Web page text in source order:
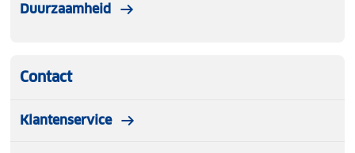
Duurzaamheid
Contact
Klantenservice